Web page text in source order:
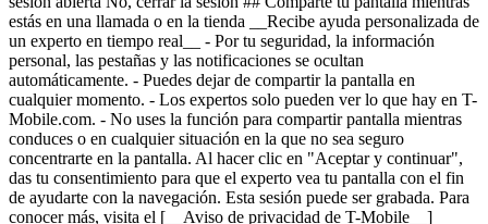
estás en una llamada o en la tienda __Recibe ayuda personalizada de
un experto en tiempo real__ - Por tu seguridad, la información
personal, las pestañas y las notificaciones se ocultan
automáticamente. - Puedes dejar de compartir la pantalla en
cualquier momento. - Los expertos solo pueden ver lo que hay en T-
Mobile.com. - No uses la función para compartir pantalla mientras
conduces o en cualquier situación en la que no sea seguro
concentrarte en la pantalla. Al hacer clic en "Aceptar y continuar",
das tu consentimiento para que el experto vea tu pantalla con el fin
de ayudarte con la navegación. Esta sesión puede ser grabada. Para
conocer más, visita el [__Aviso de privacidad de T-Mobile__]